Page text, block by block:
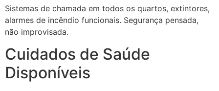
Sistemas de chamada em todos os quartos, extintores,
alarmes de incêndio funcionais. Segurança pensada,
não improvisada.
Cuidados de Saúde
Disponíveis